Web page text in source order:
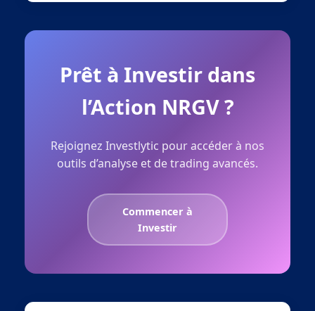
Prêt à Investir dans
l’Action NRGV ?
Rejoignez Investlytic pour accéder à nos
outils d’analyse et de trading avancés.
Commencer à
Investir